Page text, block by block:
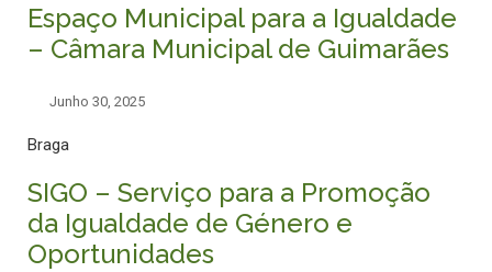
Espaço Municipal para a Igualdade
– Câmara Municipal de Guimarães
Junho 30, 2025
Braga
SIGO – Serviço para a Promoção
da Igualdade de Género e
Oportunidades